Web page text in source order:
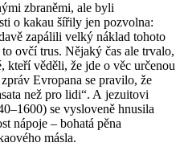
zbraněmi, ale byli
o kakau šířily jen pozvolna:
zapálili velký náklad tohoto
ovčí trus. Nějaký čas ale trvalo,
kteří věděli, že jde o věc určenou
Evropana se pravilo, že
než pro lidi“. A jezuitovi
se vysloveně hnusila
nápoje – bohatá pěna
másla.